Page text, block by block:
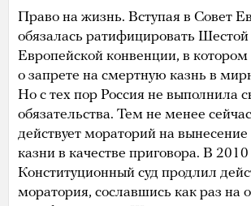
Право на жизнь. Вступая в Совет
обязалась ратифицировать Шестой
Европейской конвенции, в котором
о запрете на смертную казнь в
Но с тех пор Россия не выполнила
обязательства. Тем не менее
действует мораторий на
казни в качестве приговора. В 2010
Конституционный суд продлил
моратория, сославшись как раз на